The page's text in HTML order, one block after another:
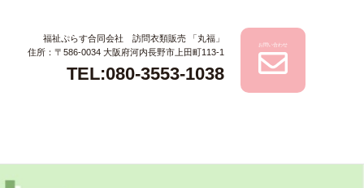
福祉ぷらす合同会社 訪問衣類販売 「丸福」
住所：〒586-0034 大阪府河内長野市上田町113-1
TEL:080-3553-1038
お問い合わせ